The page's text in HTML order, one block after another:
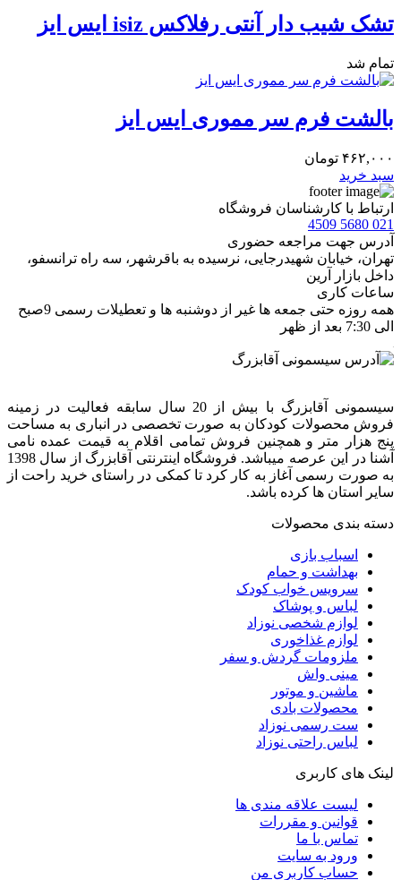
تشک شیب دار آنتی رفلاکس isiz ایس ایز
تمام شد
بالشت فرم سر مموری ایس ایز
۴۶۲,۰۰۰ تومان
سبد خرید
ارتباط با کارشناسان فروشگاه
021 5680 4509
آدرس جهت مراجعه حضوری
تهران، خيابان شهيدرجايى، نرسیده به باقرشهر، سه راه ترانسفو،
داخل بازار آرین
ساعات کاری
همه روزه حتی جمعه ها غیر از دوشنبه ها و تعطیلات رسمی 9صبح
الی 7:30 بعد از ظهر
سیسمونی آقابزرگ با بیش از 20 سال سابقه فعالیت در زمینه
فروش محصولات کودکان به صورت تخصصی در انباری به مساحت
پنج هزار متر و همچنین فروش تمامی اقلام به قیمت عمده نامی
آشنا در این عرصه میباشد. فروشگاه اینترنتی آقابزرگ از سال 1398
به صورت رسمی آغاز به کار کرد تا کمکی در راستای خرید راحت از
سایر استان ها کرده باشد.
دسته بندی محصولات
اسباب بازی
بهداشت و حمام
سرویس خواب کودک
لباس و پوشاک
لوازم شخصی نوزاد
لوازم غذاخوری
ملزومات گردش و سفر
مینی واش
ماشین و موتور
محصولات بادی
ست رسمی نوزاد
لباس راحتی نوزاد
لینک های کاربری
لیست علاقه مندی ها
قوانین و مقررات
تماس با ما
ورود به سایت
حساب کاربری من